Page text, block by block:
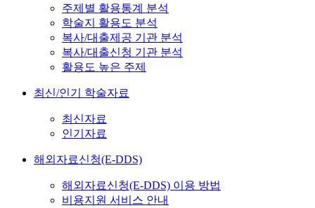
주제별 활용통계 분석
학술지 활용도 분석
복사/대출제공 기관 분석
복사/대출신청 기관 분석
활용도 높은 주제
최신/인기 학술자료
최신자료
인기자료
해외자료신청(E-DDS)
해외자료신청(E-DDS) 이용 방법
비용지원 서비스 안내